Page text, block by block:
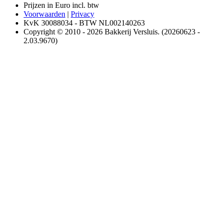
Prijzen in Euro incl. btw
Voorwaarden | Privacy
KvK 30088034 - BTW NL002140263
Copyright © 2010 - 2026 Bakkerij Versluis. (20260623 -
2.03.9670)